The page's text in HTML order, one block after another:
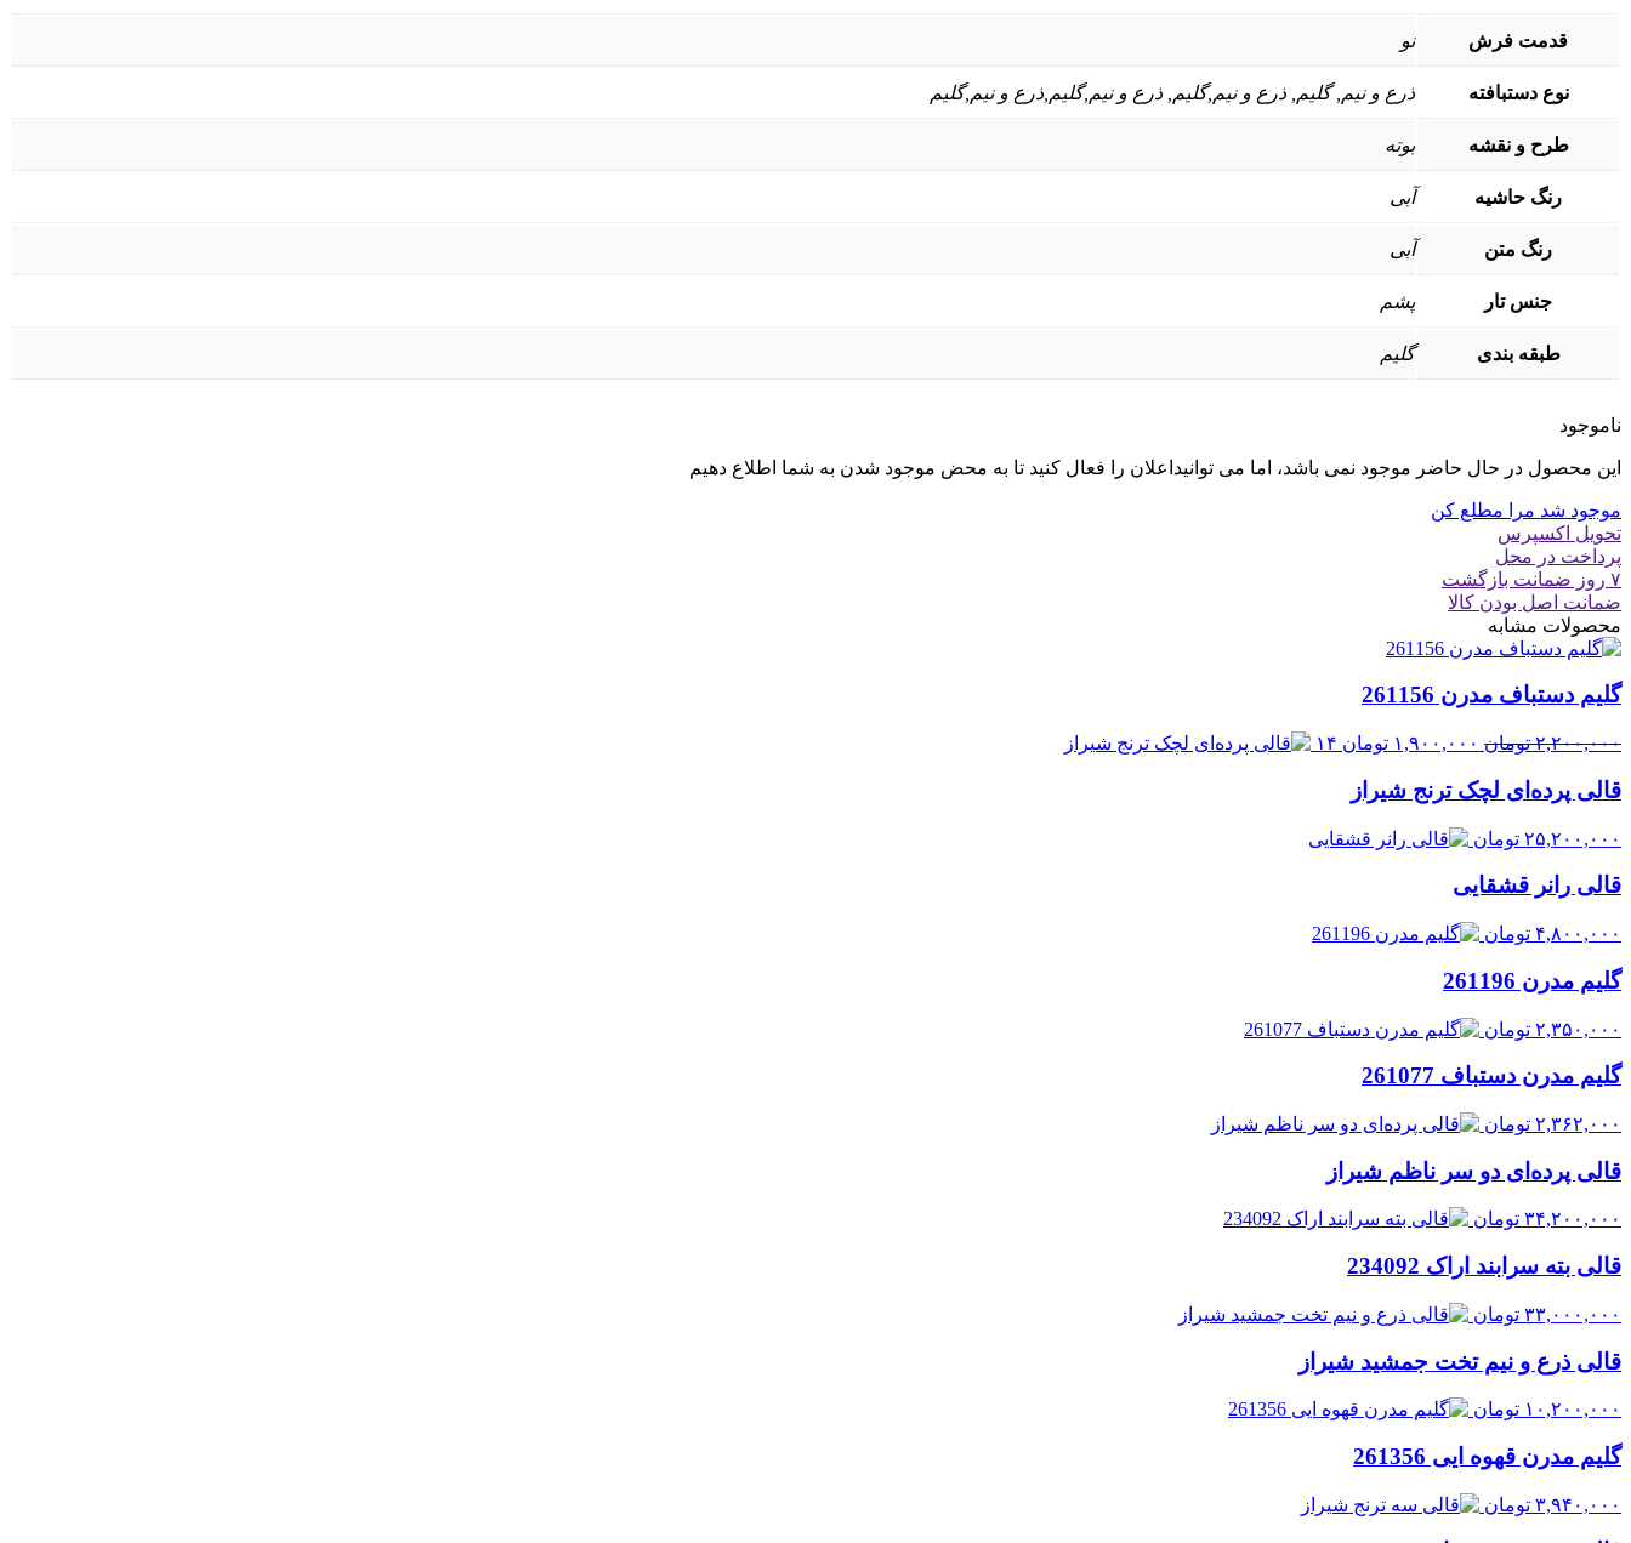
قدمت فرش نو
نوع دستبافته ذرع و نیم, گلیم, ذرع و نیم,گلیم, ذرع و نیم,گلیم,ذرع و نیم,گلیم
طرح و نقشه بوته
رنگ حاشیه آبی
رنگ متن آبی
جنس تار پشم
طبقه بندی گلیم
ناموجود
این محصول در حال حاضر موجود نمی باشد، اما می توانیداعلان را فعال کنید تا به محض موجود شدن به شما اطلاع دهیم
موجود شد مرا مطلع کن
تحویل اکسپرس
پرداخت در محل
۷ روز ضمانت بازگشت
ضمانت اصل بودن کالا
محصولات مشابه
گلیم دستباف مدرن 261156
۲,۲۰۰,۰۰۰ تومان قیمت
۲,۲۰۰,۰۰۰ تومان
۱,۹۰۰,۰۰۰ تومان قیمت
۱۴
قالی پرده‌ای لچک ترنج شیراز
۲۵,۲۰۰,۰۰۰ تومان
قالی رانر قشقایی
۴,۸۰۰,۰۰۰ تومان
گلیم مدرن 261196
۲,۳۵۰,۰۰۰ تومان
گلیم مدرن دستباف 261077
۲,۳۶۲,۰۰۰ تومان
قالی پرده‌ای دو سر ناظم شیراز
۳۴,۲۰۰,۰۰۰ تومان
قالی بته سرابند اراک 234092
۳۳,۰۰۰,۰۰۰ تومان
قالی ذرع و نیم تخت جمشید شیراز
۱۰,۲۰۰,۰۰۰ تومان
گلیم مدرن قهوه ایی 261356
۳,۹۴۰,۰۰۰ تومان